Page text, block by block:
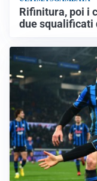
Rifinitura, poi i
due squalificati